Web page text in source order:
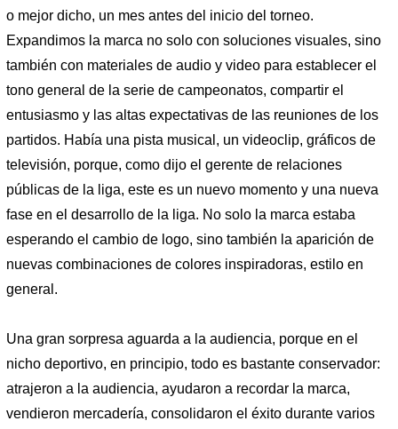
o mejor dicho, un mes antes del inicio del torneo.
Expandimos la marca no solo con soluciones visuales, sino
también con materiales de audio y video para establecer el
tono general de la serie de campeonatos, compartir el
entusiasmo y las altas expectativas de las reuniones de los
partidos. Había una pista musical, un videoclip, gráficos de
televisión, porque, como dijo el gerente de relaciones
públicas de la liga, este es un nuevo momento y una nueva
fase en el desarrollo de la liga. No solo la marca estaba
esperando el cambio de logo, sino también la aparición de
nuevas combinaciones de colores inspiradoras, estilo en
general.
Una gran sorpresa aguarda a la audiencia, porque en el
nicho deportivo, en principio, todo es bastante conservador:
atrajeron a la audiencia, ayudaron a recordar la marca,
vendieron mercadería, consolidaron el éxito durante varios